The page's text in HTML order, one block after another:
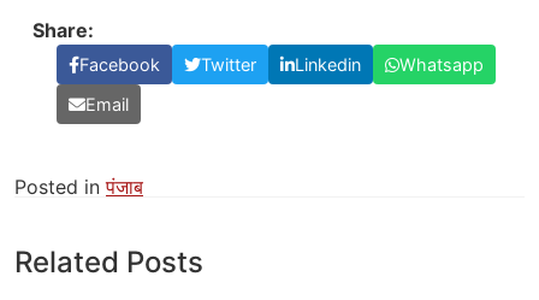
Share:
Facebook Twitter Linkedin
Whatsapp
Email
Posted inपंजाब
Related Posts